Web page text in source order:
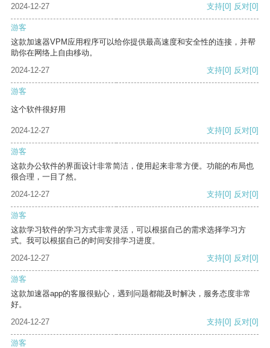
2024-12-27
支持[0] 反对[0]
游客
这款加速器VPM应用程序可以给你提供最高速度和安全性的连接，并帮
助你在网络上自由移动。
2024-12-27
支持[0] 反对[0]
游客
这个软件很好用
2024-12-27 支持[0] 反对[0]
游客
这款办公软件的界面设计非常简洁，使用起来非常方便。功能的布局也
很合理，一目了然。
2024-12-27
支持[0] 反对[0]
游客
这款学习软件的学习方式非常灵活，可以根据自己的需求选择学习方
式。我可以根据自己的时间安排学习进度。
2024-12-27
支持[0] 反对[0]
游客
这款加速器app的客服很贴心，遇到问题都能及时解决，服务态度非常
好。
2024-12-27
支持[0] 反对[0]
游客